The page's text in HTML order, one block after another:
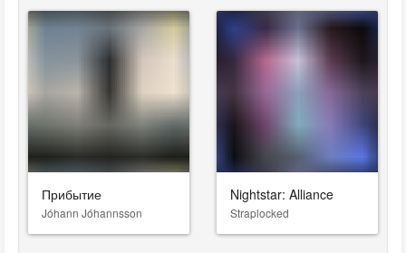
Прибытие
Jóhann Jóhannsson
Nightstar: Alliance
Straplocked